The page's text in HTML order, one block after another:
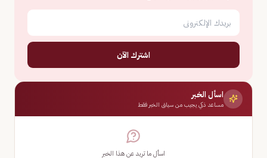
اشترك الآن
اسأل الخبر
مساعد ذكي يجيب من سياق الخبر فقط
اسأل ما تريد عن هذا الخبر